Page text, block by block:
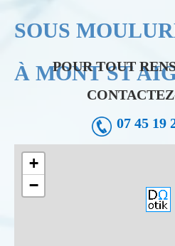
SOUS
À MONT ST
POUR TOUT
07 45 19
+
−